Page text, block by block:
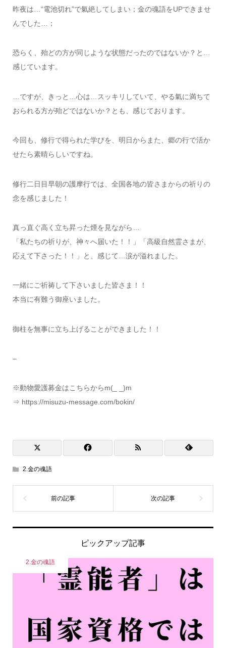
昨夜は…“電池切れ”で氣絶してしまい；金の魂語をUPできませ
んでした…；
恐らく、殆どの方が同じような状態だったのではないか？と…
感じています。
…ですが、きっと…心は…スッキリしていて、やる氣に満ちて
おられる方が殆どではないか？とも、感じております。
今回も、修行で得られた学びを、明日からまた、郷の行で活か
せたら素晴らしいですね。
修行二日目早朝の護摩行では、全国各地の皆さまからの祈りの
念を感じました！
真っ直ぐ高く立ち昇った煙を見ながら…
「私たちの祈りが、神々へ届いた！！」「高級自然霊さまが、
応えて下さった！！」と、感じて…涙が溢れました。
一緒にご祈祷して下さいました皆さま！！
本当に有難う御座いました。
御柱を無事に立ち上げることができました！！
–
※動物愛護募金はこちらからm(_ _)m
⇒ https://misuzu-message.com/bokin/
2.金の魂語
ピックアップ記事
2.金の魂語